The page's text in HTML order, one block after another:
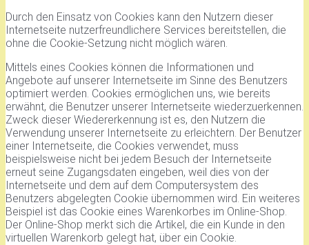
Durch den Einsatz von Cookies kann den Nutzern dieser
Internetseite nutzerfreundlichere Services bereitstellen, die
ohne die Cookie-Setzung nicht möglich wären.
Mittels eines Cookies können die Informationen und
Angebote auf unserer Internetseite im Sinne des Benutzers
optimiert werden. Cookies ermöglichen uns, wie bereits
erwähnt, die Benutzer unserer Internetseite wiederzuerkennen.
Zweck dieser Wiedererkennung ist es, den Nutzern die
Verwendung unserer Internetseite zu erleichtern. Der Benutzer
einer Internetseite, die Cookies verwendet, muss
beispielsweise nicht bei jedem Besuch der Internetseite
erneut seine Zugangsdaten eingeben, weil dies von der
Internetseite und dem auf dem Computersystem des
Benutzers abgelegten Cookie übernommen wird. Ein weiteres
Beispiel ist das Cookie eines Warenkorbes im Online-Shop.
Der Online-Shop merkt sich die Artikel, die ein Kunde in den
virtuellen Warenkorb gelegt hat, über ein Cookie.